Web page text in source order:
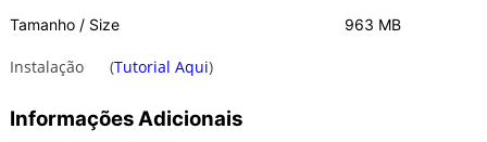
Tamanho / Size 963 MB
Instalação (Tutorial Aqui)
Informações Adicionais